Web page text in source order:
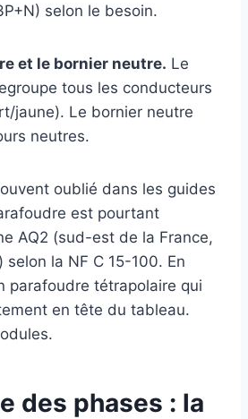
selon le besoin.
et le bornier neutre. Le
tous les conducteurs
jaune). Le bornier neutre
neutres.
oublié dans les guides
est pourtant
AQ2 (sud-est de la France,
selon la NF C 15-100. En
parafoudre tétrapolaire qui
en tête du tableau.
des phases : la